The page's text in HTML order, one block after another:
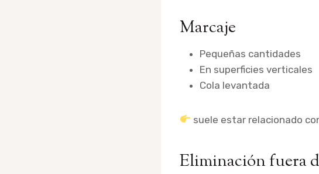
Marcaje
Pequeñas cantidades
En superficies verticales
Cola levantada
suele estar relacionado
Eliminación fuera